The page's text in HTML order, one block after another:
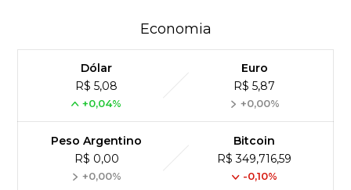
Economia
Dólar
R$ 5,08
+0,04%
Euro
R$ 5,87
+0,00%
Peso Argentino
R$ 0,00
+0,00%
Bitcoin
R$ 349,716,59
-0,10%